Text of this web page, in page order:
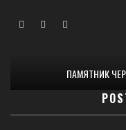
ПАМЯТНИК